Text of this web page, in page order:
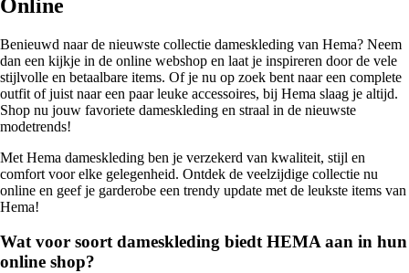
Online
Benieuwd naar de nieuwste collectie dameskleding van Hema? Neem
dan een kijkje in de online webshop en laat je inspireren door de vele
stijlvolle en betaalbare items. Of je nu op zoek bent naar een complete
outfit of juist naar een paar leuke accessoires, bij Hema slaag je altijd.
Shop nu jouw favoriete dameskleding en straal in de nieuwste
modetrends!
Met Hema dameskleding ben je verzekerd van kwaliteit, stijl en
comfort voor elke gelegenheid. Ontdek de veelzijdige collectie nu
online en geef je garderobe een trendy update met de leukste items van
Hema!
Wat voor soort dameskleding biedt HEMA aan in hun
online shop?